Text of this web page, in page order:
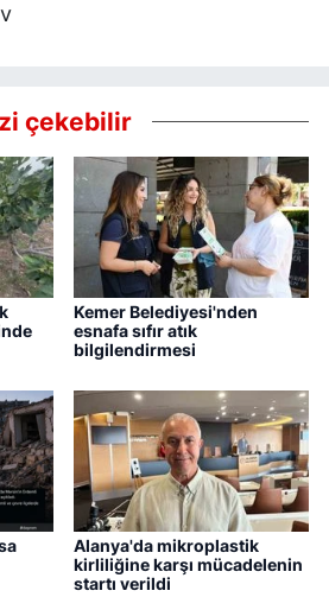
çekebilir
Kemer Belediyesi'nden
esnafa sıfır atık
bilgilendirmesi
Alanya'da mikroplastik
kirliliğine karşı mücadelenin
startı verildi